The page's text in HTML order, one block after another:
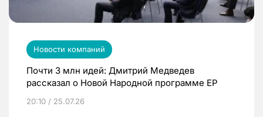
Новости компаний
Почти 3 млн идей: Дмитрий Медведев
рассказал о Новой Народной программе ЕР
20:10 / 25.07.26